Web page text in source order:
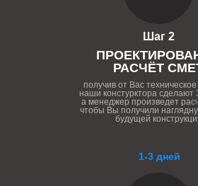
1-3 дней
Шаг 2
РАСЧЁТ
получив от Вас
наши констурктора сделают
а менеджер произведет
чтобы Вы получили
будущей